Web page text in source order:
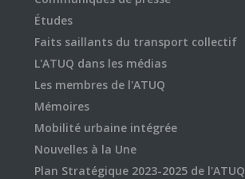
Études
Faits saillants du transport collectif
L'ATUQ dans les médias
Les membres de l'ATUQ
Mémoires
Mobilité urbaine intégrée
Nouvelles à la Une
Plan Stratégique 2023-2025 de l'ATUQ